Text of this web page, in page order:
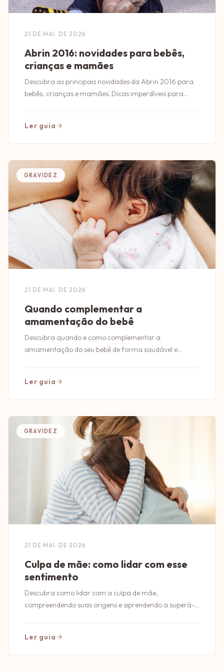
21 DE MAI. DE 2026
Abrin 2016: novidades para bebês,
crianças e mamães
Descubra as principais novidades da Abrin 2016 para
bebês, crianças e mamães. Dicas imperdíveis para
Ler guia
GRAVIDEZ
21 DE MAI. DE 2026
Quando complementar a
amamentação do bebê
Descubra quando e como complementar a
amamentação do seu bebê de forma saudável e
Ler guia
GRAVIDEZ
21 DE MAI. DE 2026
Culpa de mãe: como lidar com esse
sentimento
Descubra como lidar com a culpa de mãe,
compreendendo suas origens e aprendendo a superá-
Ler guia